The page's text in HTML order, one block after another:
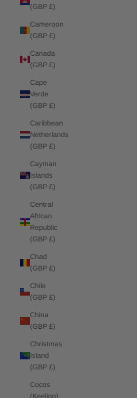
(GBP £)
Cameroon
(GBP £)
Canada
(GBP £)
Cape
Verde
(GBP £)
Caribbean
Netherlands
(GBP £)
Cayman
Islands
(GBP £)
Central
African
Republic
(GBP £)
Chad
(GBP £)
Chile
(GBP £)
China
(GBP £)
Christmas
Island
(GBP £)
Cocos
(Keeling)